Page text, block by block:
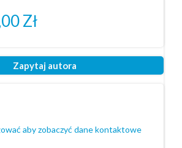
Zł
Zapytaj autora
aby zobaczyć dane kontaktowe